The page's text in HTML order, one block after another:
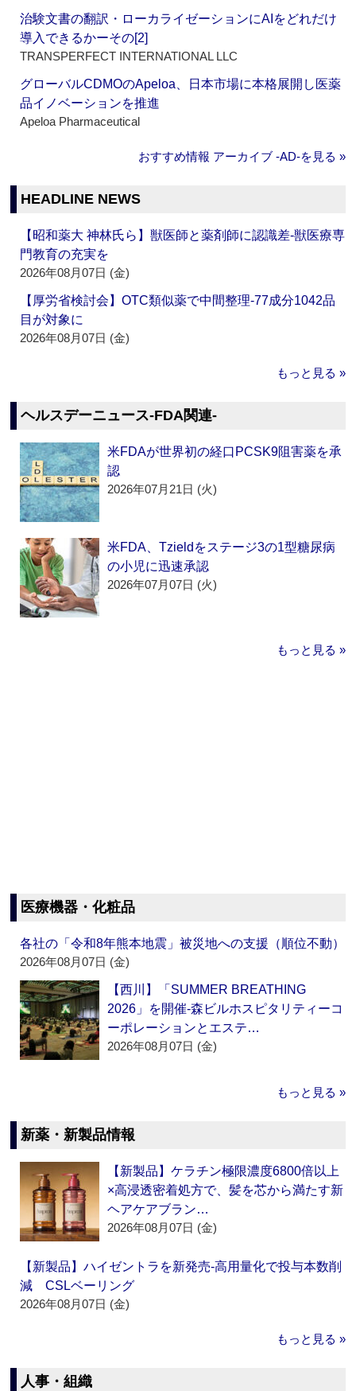
治験文書の翻訳・ローカライゼーションにAIをどれだけ
導入できるかーその[2]
TRANSPERFECT INTERNATIONAL LLC
グローバルCDMOのApeloa、日本市場に本格展開し医薬
品イノベーションを推進
Apeloa Pharmaceutical
おすすめ情報 アーカイブ ‐AD‐を見る »
HEADLINE NEWS
【昭和薬大 神林氏ら】獣医師と薬剤師に認識差‐獣医療専
門教育の充実を
2026年08月07日 (金)
【厚労省検討会】OTC類似薬で中間整理‐77成分1042品
目が対象に
2026年08月07日 (金)
もっと見る »
ヘルスデーニュース‐FDA関連‐
米FDAが世界初の経口PCSK9阻害薬を承
認
2026年07月21日 (火)
米FDA、Tzieldをステージ3の1型糖尿病
の小児に迅速承認
2026年07月07日 (火)
もっと見る »
医療機器・化粧品
各社の「令和8年熊本地震」被災地への支援（順位不動）
2026年08月07日 (金)
【西川】「SUMMER BREATHING
2026」を開催‐森ビルホスピタリティーコ
ーポレーションとエステ…
2026年08月07日 (金)
もっと見る »
新薬・新製品情報
【新製品】ケラチン極限濃度6800倍以上
×高浸透密着処方で、髪を芯から満たす新
ヘアケアブラン…
2026年08月07日 (金)
【新製品】ハイゼントラを新発売‐高用量化で投与本数削
減 CSLベーリング
2026年08月07日 (金)
もっと見る »
人事・組織